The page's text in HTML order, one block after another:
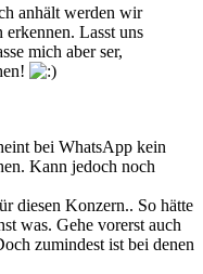
anhält werden wir
Lasst uns
mich aber ser,
bei WhatsApp kein
Kann jedoch noch
diesen Konzern.. So hätte
was. Gehe vorerst auch
zumindest ist bei denen